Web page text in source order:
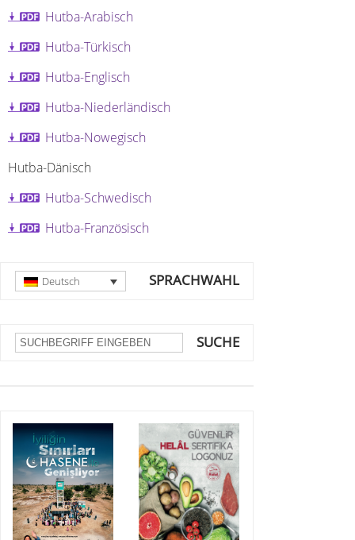
Hutba-Arabisch
Hutba-Türkisch
Hutba-Englisch
Hutba-Niederländisch
Hutba-Nowegisch
Hutba-Dänisch
Hutba-Schwedisch
Hutba-Französisch
SPRACHWAHL
Deutsch
SUCHE